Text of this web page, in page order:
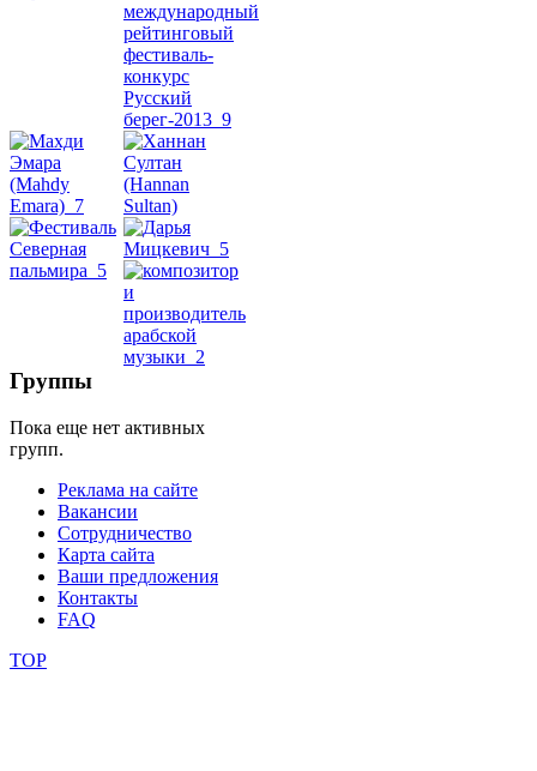
живота
Группы
Пока еще нет активных
групп.
Реклама на сайте
Вакансии
Сотрудничество
Карта сайта
Ваши предложения
Контакты
FAQ
TOP